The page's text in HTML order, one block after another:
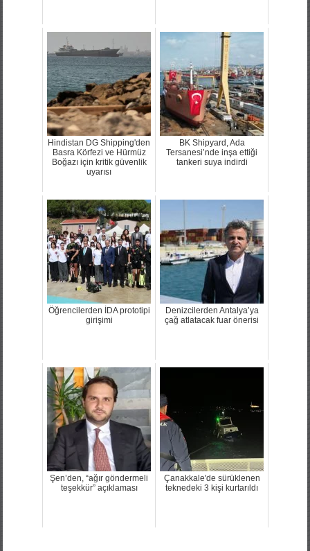
Hindistan DG Shipping'den
Basra Körfezi ve Hürmüz
Boğazı için kritik güvenlik
uyarısı
BK Shipyard, Ada
Tersanesi’nde inşa ettiği
tankeri suya indirdi
Öğrencilerden İDA prototipi
girişimi
Denizcilerden Antalya’ya
çağ atlatacak fuar önerisi
Şen’den, “ağır göndermeli
teşekkür” açıklaması
Çanakkale'de sürüklenen
teknedeki 3 kişi kurtarıldı